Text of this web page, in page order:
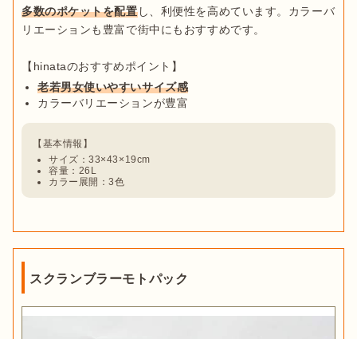
多数のポケットを配置し、利便性を高めています。カラーバ
リエーションも豊富で街中にもおすすめです。
老若男女使いやすいサイズ感
カラーバリエーションが豊富
サイズ：33×43×19cm
容量：26L
カラー展開：3色
スクランブラーモトパック